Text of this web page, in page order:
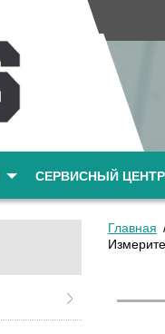
СЕРВИСНЫЙ ЦЕНТР
Главная